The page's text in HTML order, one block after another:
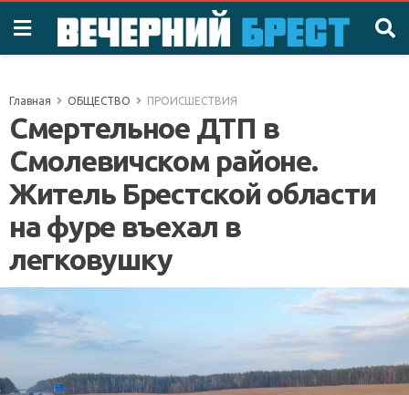
Главная ОБЩЕСТВО ПРОИСШЕСТВИЯ
Смертельное ДТП в
Смолевичском районе.
Житель Брестской области
на фуре въехал в
легковушку